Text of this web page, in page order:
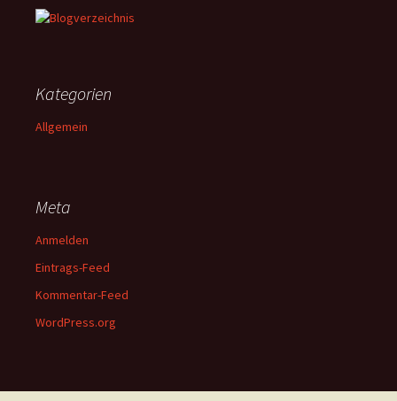
Kategorien
Allgemein
Meta
Anmelden
Eintrags-Feed
Kommentar-Feed
WordPress.org